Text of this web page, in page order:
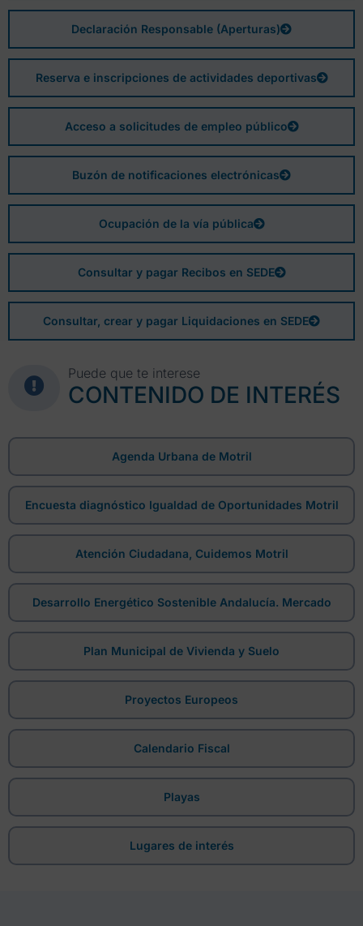
Declaración Responsable (Aperturas)
Reserva e inscripciones de actividades deportivas
Acceso a solicitudes de empleo público
Buzón de notificaciones electrónicas
Ocupación de la vía pública
Consultar y pagar Recibos en SEDE
Consultar, crear y pagar Liquidaciones en SEDE
Puede que te interese
CONTENIDO DE INTERÉS
Agenda Urbana de Motril
Encuesta diagnóstico Igualdad de Oportunidades Motril
Atención Ciudadana, Cuidemos Motril
Desarrollo Energético Sostenible Andalucía. Mercado
Plan Municipal de Vivienda y Suelo
Proyectos Europeos
Calendario Fiscal
Playas
Lugares de interés